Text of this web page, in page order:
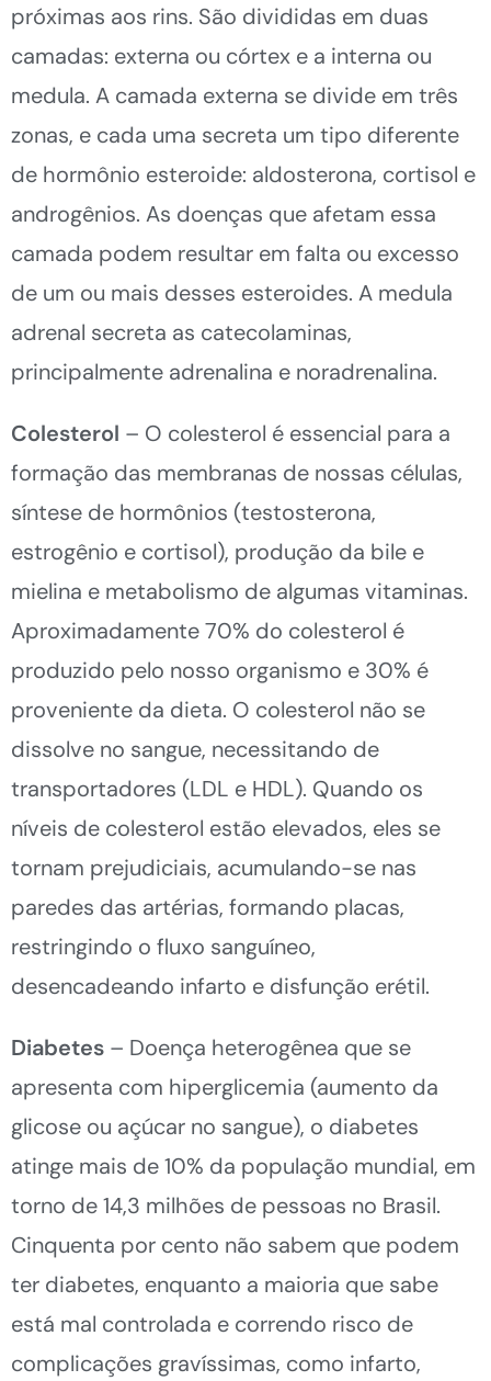
próximas aos rins. São divididas em duas
camadas: externa ou córtex e a interna ou
medula. A camada externa se divide em três
zonas, e cada uma secreta um tipo diferente
de hormônio esteroide: aldosterona, cortisol e
androgênios. As doenças que afetam essa
camada podem resultar em falta ou excesso
de um ou mais desses esteroides. A medula
adrenal secreta as catecolaminas,
principalmente adrenalina e noradrenalina.
Colesterol – O colesterol é essencial para a
formação das membranas de nossas células,
síntese de hormônios (testosterona,
estrogênio e cortisol), produção da bile e
mielina e metabolismo de algumas vitaminas.
Aproximadamente 70% do colesterol é
produzido pelo nosso organismo e 30% é
proveniente da dieta. O colesterol não se
dissolve no sangue, necessitando de
transportadores (LDL e HDL). Quando os
níveis de colesterol estão elevados, eles se
tornam prejudiciais, acumulando-se nas
paredes das artérias, formando placas,
restringindo o fluxo sanguíneo,
desencadeando infarto e disfunção erétil.
Diabetes – Doença heterogênea que se
apresenta com hiperglicemia (aumento da
glicose ou açúcar no sangue), o diabetes
atinge mais de 10% da população mundial, em
torno de 14,3 milhões de pessoas no Brasil.
Cinquenta por cento não sabem que podem
ter diabetes, enquanto a maioria que sabe
está mal controlada e correndo risco de
complicações gravíssimas, como infarto,